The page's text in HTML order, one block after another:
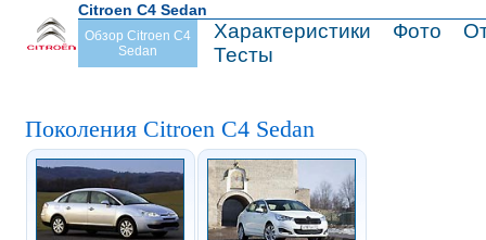
ПРОДАЖА
Citroen C4 Sedan
Обзор Citroen C4
Sedan
Характеристики Фото
Тесты
Поколения Citroen C4 Sedan